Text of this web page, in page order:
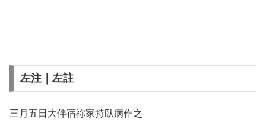
左注｜左註
三月五日大伴宿祢家持臥病作之